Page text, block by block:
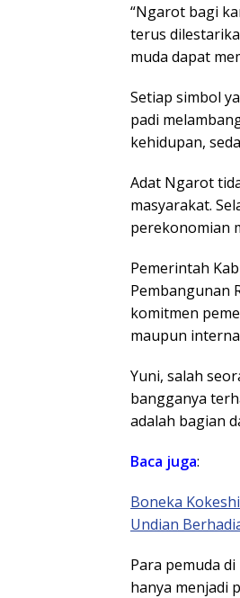
“Ngarot bagi
terus
muda dapat
Setiap simbol
padi
kehidupan,
Adat Ngarot
masyarakat.
perekonomian
Pemerintah
Pembangunan
komitmen
maupun
Yuni, salah
bangganya
adalah bagian
Baca juga:
Boneka
Undian
Para pemuda
hanya menjadi